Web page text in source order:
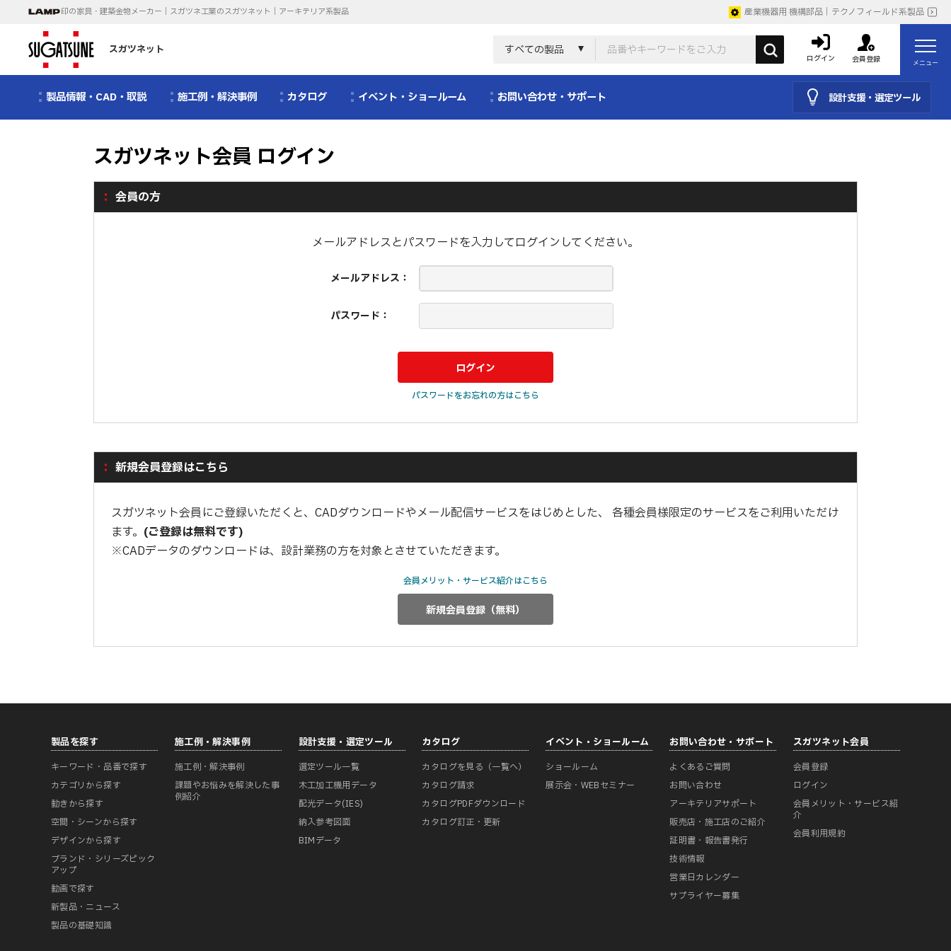
印の家具・建築金物メーカー｜スガツネ工業のスガツネット｜アーキテリア系製品 産業機器用 機構部品｜テクノフィールド系製品
スガツネット すべての製品
ログイン 会員登録 メニュー
製品情報・CAD・取説 施工例・解決事例 カタログ イベント・ショールーム お問い合わせ・サポート 設計支援・選定ツール
スガツネット会員 ログイン
会員の方
メールアドレスとパスワードを入力してログインしてください。
メールアドレス：
パスワード：
パスワードをお忘れの方はこちら
新規会員登録はこちら
スガツネット会員にご登録いただくと、CADダウンロードやメール配信サービスをはじめとした、 各種会員様限定のサービスをご利用いただけ
ます。 (ご登録は無料です)
※CADデータのダウンロードは、設計業務の方を対象とさせていただきます。
会員メリット・サービス紹介はこちら
製品を探す
キーワード・品番で探す
カテゴリから探す
動きから探す
空間・シーンから探す
デザインから探す
ブランド・シリーズピック
アップ
動画で探す
新製品・ニュース
製品の基礎知識
施工例・解決事例
施工例・解決事例
課題やお悩みを解決した事
例紹介
設計支援・選定ツール
選定ツール一覧
木工加工機用データ
配光データ(IES)
納入参考図面
BIMデータ
カタログ
カタログを見る（一覧へ）
カタログ請求
カタログPDFダウンロード
カタログ訂正・更新
イベント・ショールーム
ショールーム
展示会・WEBセミナー
お問い合わせ・サポート
よくあるご質問
お問い合わせ
アーキテリアサポート
販売店・施工店のご紹介
証明書・報告書発行
技術情報
営業日カレンダー
サプライヤー募集
スガツネット会員
会員登録
ログイン
会員メリット・サービス紹
介
会員利用規約